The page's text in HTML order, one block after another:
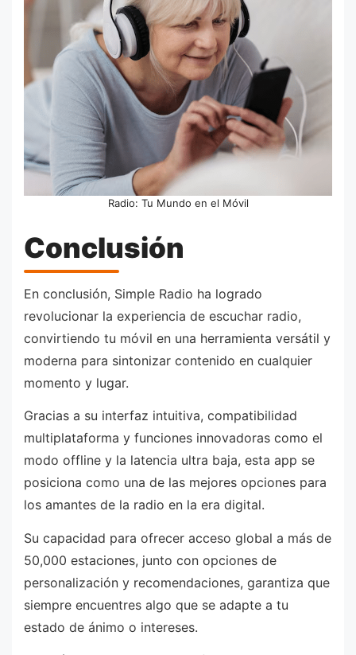
Radio: Tu Mundo en el Móvil
Conclusión
En conclusión, Simple Radio ha logrado
revolucionar la experiencia de escuchar radio,
convirtiendo tu móvil en una herramienta versátil y
moderna para sintonizar contenido en cualquier
momento y lugar.
Gracias a su interfaz intuitiva, compatibilidad
multiplataforma y funciones innovadoras como el
modo offline y la latencia ultra baja, esta app se
posiciona como una de las mejores opciones para
los amantes de la radio en la era digital.
Su capacidad para ofrecer acceso global a más de
50,000 estaciones, junto con opciones de
personalización y recomendaciones, garantiza que
siempre encuentres algo que se adapte a tu
estado de ánimo o intereses.